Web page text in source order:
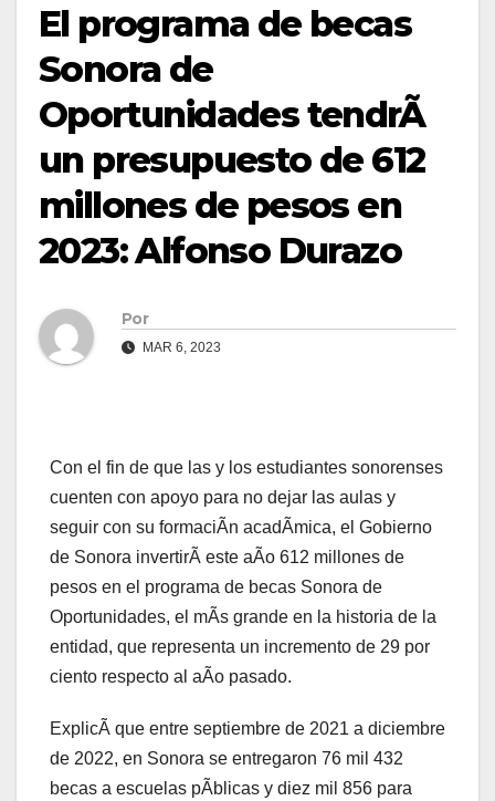
El programa de becas
Sonora de
Oportunidades tendrÃ
un presupuesto de 612
millones de pesos en
2023: Alfonso Durazo
Por
MAR 6, 2023
Con el fin de que las y los estudiantes sonorenses
cuenten con apoyo para no dejar las aulas y
seguir con su formaciÃn acadÃmica, el Gobierno
de Sonora invertirÃ este aÃo 612 millones de
pesos en el programa de becas Sonora de
Oportunidades, el mÃs grande en la historia de la
entidad, que representa un incremento de 29 por
ciento respecto al aÃo pasado.
ExplicÃ que entre septiembre de 2021 a diciembre
de 2022, en Sonora se entregaron 76 mil 432
becas a escuelas pÃblicas y diez mil 856 para